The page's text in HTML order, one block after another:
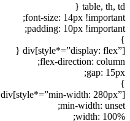
table, th, td {
font-size: 14px !important;
padding: 10px !important;
}
div[style*=”display: flex”] {
flex-direction: column;
gap: 15px;
}
div[style*=”min-width: 280px”] {
min-width: unset;
width: 100%;